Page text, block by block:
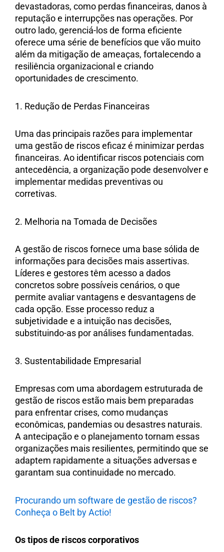
devastadoras, como perdas financeiras, danos à
reputação e interrupções nas operações. Por
outro lado, gerenciá-los de forma eficiente
oferece uma série de benefícios que vão muito
além da mitigação de ameaças, fortalecendo a
resiliência organizacional e criando
oportunidades de crescimento.
1. Redução de Perdas Financeiras
Uma das principais razões para implementar
uma gestão de riscos eficaz é minimizar perdas
financeiras. Ao identificar riscos potenciais com
antecedência, a organização pode desenvolver e
implementar medidas preventivas ou
corretivas.
2. Melhoria na Tomada de Decisões
A gestão de riscos fornece uma base sólida de
informações para decisões mais assertivas.
Líderes e gestores têm acesso a dados
concretos sobre possíveis cenários, o que
permite avaliar vantagens e desvantagens de
cada opção. Esse processo reduz a
subjetividade e a intuição nas decisões,
substituindo-as por análises fundamentadas.
3. Sustentabilidade Empresarial
Empresas com uma abordagem estruturada de
gestão de riscos estão mais bem preparadas
para enfrentar crises, como mudanças
econômicas, pandemias ou desastres naturais.
A antecipação e o planejamento tornam essas
organizações mais resilientes, permitindo que se
adaptem rapidamente a situações adversas e
garantam sua continuidade no mercado.
Procurando um software de gestão de riscos?
Conheça o Belt by Actio!
Os tipos de riscos corporativos